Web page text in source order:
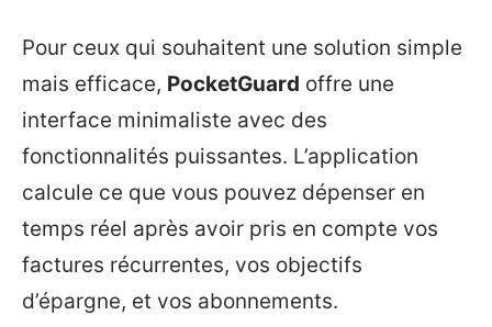
Pour ceux qui souhaitent une solution simple
mais efficace, PocketGuard offre une
interface minimaliste avec des
fonctionnalités puissantes. L’application
calcule ce que vous pouvez dépenser en
temps réel après avoir pris en compte vos
factures récurrentes, vos objectifs
d’épargne, et vos abonnements.